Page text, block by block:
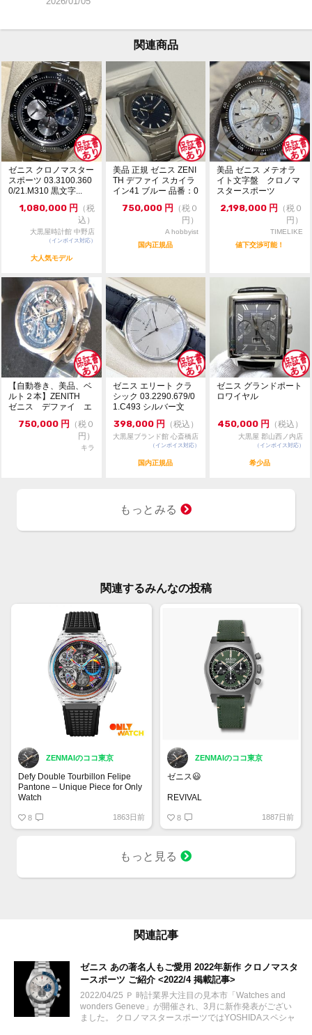
関連商品
ゼニス クロノマスター
スポーツ 03.3100.360
0/21.M310 黒文字...
1,080,000 円
（税
込）
大黒屋時計館 中野店
（インボイス対応）
大人気モデル
美品 正規 ゼニス ZENI
TH デファイ スカイラ
イン41 ブルー 品番：0
750,000 円
（税０
円）
A hobbyist
国内正規品
美品 ゼニス メテオラ
イト文字盤 クロノマ
スタースポーツ
2,198,000 円
（税０
円）
TIMELIKE
値下交渉可能！
【自動巻き、美品、ベ
ルト２本】ZENITH
ゼニス デファイ エ
750,000 円 （税０
円）
キラ
ゼニス エリート クラ
シック 03.2290.679/0
1.C493 シルバー文
398,000 円 （税込）
大黒屋ブランド館 心斎橋店
（インボイス対応）
国内正規品
ゼニス グランドポート
ロワイヤル
450,000 円 （税込）
大黒屋 郡山西ノ内店
（インボイス対応）
希少品
もっとみる
関連するみんなの投稿
ZENMAIのココ東京
Defy Double Tourbillon Felipe
Pantone – Unique Piece for Only
Watch
8 1863日前
ZENMAIのココ東京
ゼニス😃
REVIVAL
サファリ
ケース
37 mm オリジナル 1969 ケース
式クロノグラフ
8 1887日前
もっと見る
関連記事
ゼニス あの著名人もご愛用 2022年新作 クロノマスタ
ースポーツ ご紹介 <2022/4 掲載記事>
2022/04/25 Ｐ 時計業界大注目の見本市「Watches and
wonders Geneve」が開催され、3月に新作発表がござい
ました。 クロノマスタースポーツではYOSHIDAスペシャ